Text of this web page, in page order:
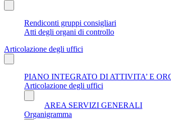
Rendiconti gruppi consigliari
Atti degli organi di controllo
Articolazione degli uffici
PIANO INTEGRATO DI ATTIVITA’ E
Articolazione degli uffici
AREA SERVIZI GENERALI
Organigramma